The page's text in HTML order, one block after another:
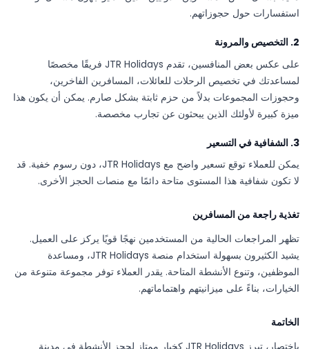
استفسارات حول حجوزاتهم.
2. التخصيص والمرونة
على عكس بعض المنافسين، تقدم JTR Holidays فريقًا مخصصًا
لمساعدتك في تخصيص الرحلات للعائلات، المسافرين الفاخرين،
وحجوزات المجموعات بدلاً من حزم ثابتة بشكل صارم. يمكن أن يكون هذا
ميزة كبيرة لأولئك الذين يبحثون عن تجارب مخصصة.
3. الشفافية في التسعير
يمكن للعملاء توقع تسعير واضح مع JTR Holidays، دون رسوم خفية. قد
لا تكون شفافية هذا المستوى متاحة دائمًا مع منصات الحجز الأخرى.
تغذية راجعة من المسافرين
تظهر المراجعات الحالية من المستخدمين نهجًا قويًا يركز على العميل.
يشيد الكثيرون بسهولة استخدام منصة JTR Holidays، ومساعدة
الموظفين، وتنوع الأنشطة المتاحة. يقدر العملاء توفر مجموعة متنوعة من
الخيارات، بناءً على ميزانيتهم واهتماماتهم.
الخاتمة
باختصار، تبرز JTR Holidays كخيار ممتاز لحجز الأنشطة في مدينة